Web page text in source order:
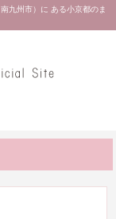
九州市）に ある小京都のま